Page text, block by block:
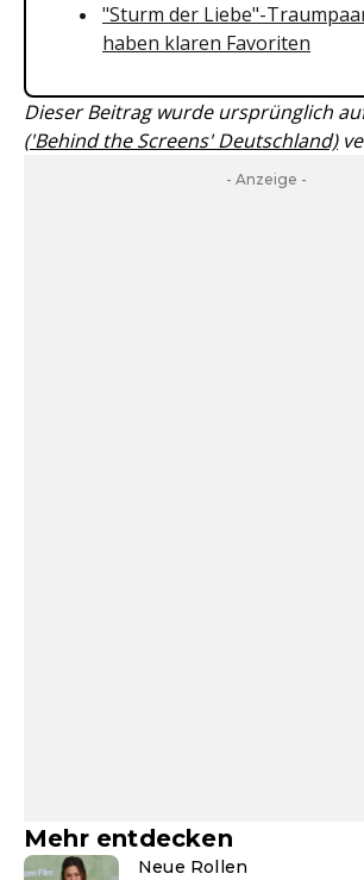
"Sturm der Liebe"-
haben klaren Favoriten
Dieser Beitrag wurde ursprünglich
('Behind the Screens' Deutschland)
- Anzeige -
Mehr entdecken
Neue Rollen